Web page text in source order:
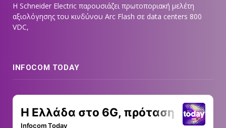
Η Schneider Electric παρουσιάζει πρωτοποριακή μελέτη
αξιολόγησης του κινδύνου Arc Flash σε data centers 800
VDC,
INFOCOM TODAY